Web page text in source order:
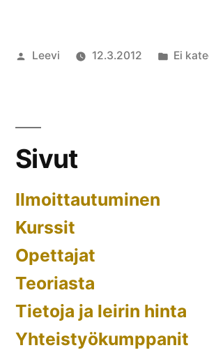
Artikkelin
Leevi 12.3.2012
Ei
Sivut
Ilmoittautuminen
Kurssit
Opettajat
Teoriasta
Tietoja ja leirin hinta
Yhteistyökumppanit